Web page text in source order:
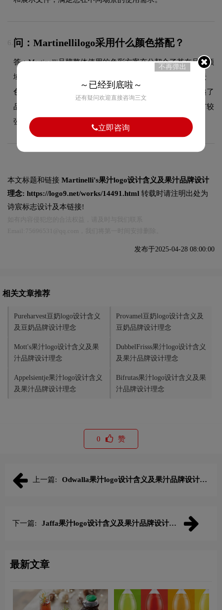
6. 问：Martinellilogo采用什么颜色搭配？
答：Martinelli品牌整体使用的色彩方案充分契合了其在品牌领
域的品牌定位，采用品牌标志性的主色调，配合简洁的背景
色，整体视觉统一且具有高度辨识度。这种色彩选择既传递了
品牌的简约设计美学，又能有效吸引目标受众，使标志具有较
强的视觉辨识度。
本文标题和链接 Martinelli's果汁logo设计含义及果汁品牌设计
理念: https://logo9.net/works/14491.html 转载时请注明出处为
诗宸标志设计及本链接!
发布于2025-04-28 08:00:00
相关文章推荐
Pureharvest豆奶logo设计含义
及豆奶品牌设计理念
Provamel豆奶logo设计含义及
豆奶品牌设计理念
Mott's果汁logo设计含义及果
汁品牌设计理念
DubbelFrisss果汁logo设计含义
及果汁品牌设计理念
Appelsientje果汁logo设计含义
及果汁品牌设计理念
Bifrutas果汁logo设计含义及果
汁品牌设计理念
0 赞
上一篇:
Odwalla果汁logo设计含义及果汁品牌设计理
下一篇:
Jaffa果汁logo设计含义及果汁品牌设计理
最新文章
不再弹出
～已经到底啦～
还有疑问欢迎直接咨询三文
立即咨询